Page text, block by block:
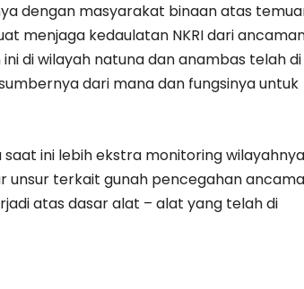
dengan masyarakat binaan atas
menjaga kedaulatan NKRI dari
di wilayah natuna dan anambas telah di
dari mana dan fungsinya untuk
ini lebih ekstra monitoring wilayahnya
unsur terkait gunah pencegahan
atas dasar alat – alat yang telah di